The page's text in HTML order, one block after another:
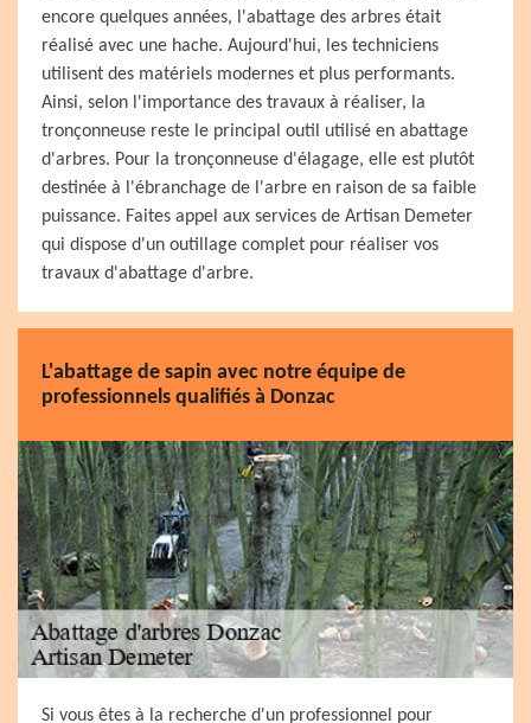
encore quelques années, l'abattage des arbres était
réalisé avec une hache. Aujourd'hui, les techniciens
utilisent des matériels modernes et plus performants.
Ainsi, selon l'importance des travaux à réaliser, la
tronçonneuse reste le principal outil utilisé en abattage
d'arbres. Pour la tronçonneuse d'élagage, elle est plutôt
destinée à l'ébranchage de l'arbre en raison de sa faible
puissance. Faites appel aux services de Artisan Demeter
qui dispose d'un outillage complet pour réaliser vos
travaux d'abattage d'arbre.
L'abattage de sapin avec notre équipe de
professionnels qualifiés à Donzac
Si vous êtes à la recherche d'un professionnel pour